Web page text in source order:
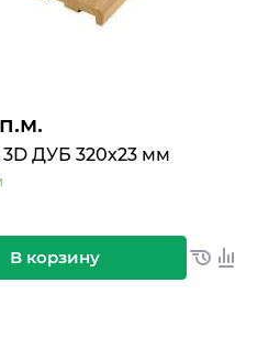
3D ДУБ 320х23 мм
В корзину